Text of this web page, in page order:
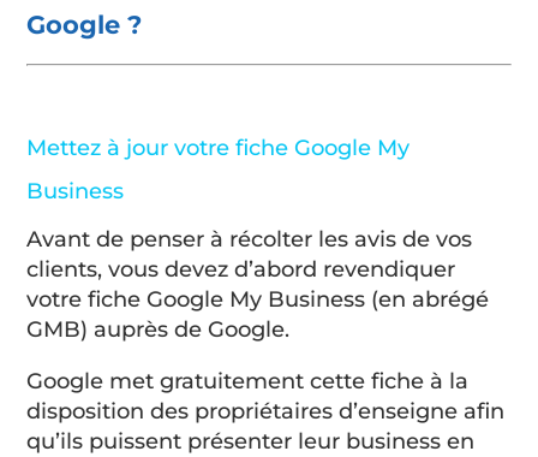
Google ?
Mettez à jour votre fiche Google My
Business
Avant de penser à récolter les avis de vos
clients, vous devez d’abord revendiquer
votre fiche Google My Business (en abrégé
GMB) auprès de Google.
Google met gratuitement cette fiche à la
disposition des propriétaires d’enseigne afin
qu’ils puissent présenter leur business en